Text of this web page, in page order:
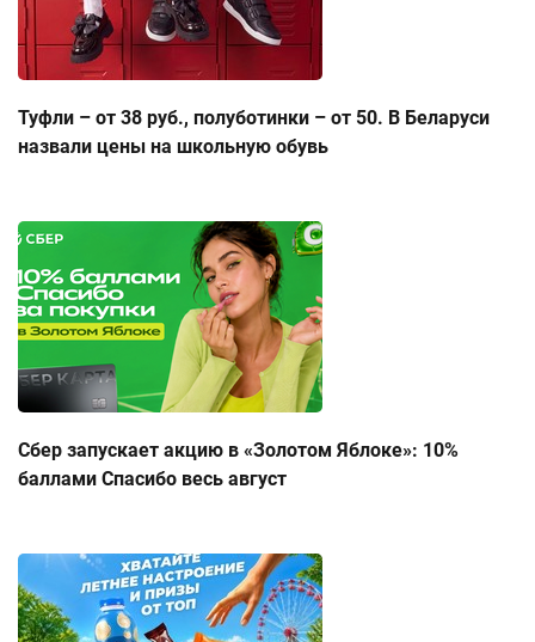
Туфли – от 38 руб., полуботинки – от 50. В Беларуси
назвали цены на школьную обувь
Сбер запускает акцию в «Золотом Яблоке»: 10%
баллами Спасибо весь август